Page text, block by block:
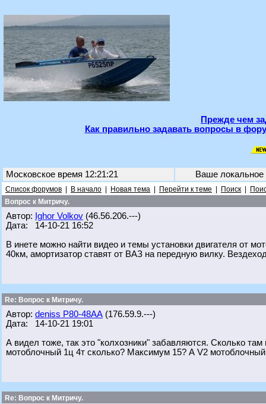
Прежде чем
Как правильно задавать вопросы в
Московское время 12:21:21 Ваше
Список форумов В начало Новая тема Перейти к теме Поиск
Вопрос к Митричу.
Автор: Ighor Volkov (46.56.206.---)
Дата: 14-10-21 16:52
В инете можно найти видео и темы установки двигателя от
40км, амортизатор ставят от ВАЗ на передную вилку.
Re: Вопрос к Митричу.
Автор: deniss Р80-48АА (176.59.9.---)
Дата: 14-10-21 19:01
А видел тоже, так это "колхозники" забавляются. Сколько
мотоблочный 1ц 4т сколько? Максимум 15? А V2
Re: Вопрос к Митричу.